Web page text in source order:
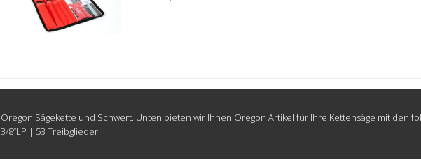
Oregon Sägekette und Schwert. Unten bieten wir Ihnen Oregon Artikel für Ihre Kettensäge mit den
3/8“LP | 53 Treibglieder